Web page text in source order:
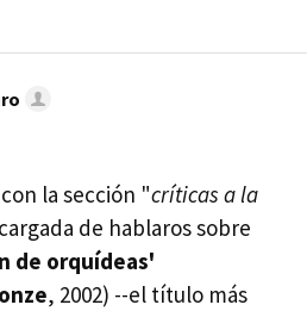
la sección "críticas a la
de hablaros sobre
de orquídeas'
, 2002) --el título más